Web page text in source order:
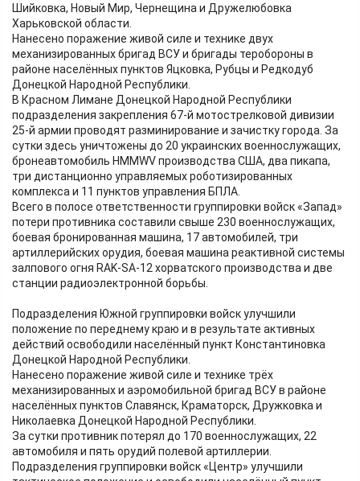
Шийковка, Новый Мир, Чернещина и Дружелюбовка
Харьковской области.
Нанесено поражение живой силе и технике двух
механизированных бригад ВСУ и бригады теробороны в
районе населённых пунктов Яцковка, Рубцы и Редкодуб
Донецкой Народной Республики.
В Красном Лимане Донецкой Народной Республики
подразделения закрепления 67-й мотострелковой дивизии
25-й армии проводят разминирование и зачистку города. За
сутки здесь уничтожены до 20 украинских военнослужащих,
бронеавтомобиль HMMWV производства США, два пикапа,
три дистанционно управляемых роботизированных
комплекса и 11 пунктов управления БПЛА.
Всего в полосе ответственности группировки войск «Запад»
потери противника составили свыше 230 военнослужащих,
боевая бронированная машина, 17 автомобилей, три
артиллерийских орудия, боевая машина реактивной системы
залпового огня RAK-SA-12 хорватского производства и две
станции радиоэлектронной борьбы.
Подразделения Южной группировки войск улучшили
положение по переднему краю и в результате активных
действий освободили населённый пункт Константиновка
Донецкой Народной Республики.
Нанесено поражение живой силе и технике трёх
механизированных и аэромобильной бригад ВСУ в районе
населённых пунктов Славянск, Краматорск, Дружковка и
Николаевка Донецкой Народной Республики.
За сутки противник потерял до 170 военнослужащих, 22
автомобиля и пять орудий полевой артиллерии.
Подразделения группировки войск «Центр» улучшили